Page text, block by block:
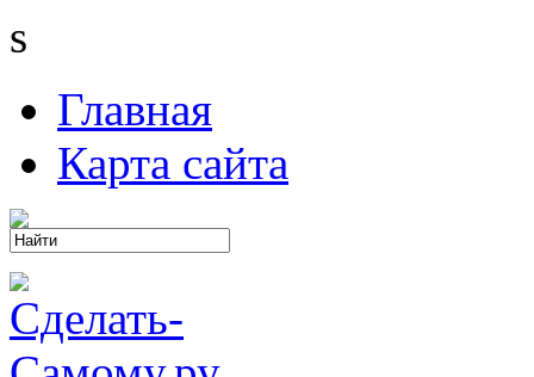
s
Главная
Карта сайта